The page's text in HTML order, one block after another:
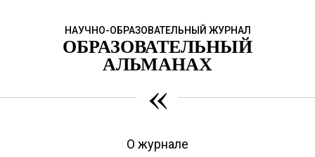
НАУЧНО-ОБРАЗОВАТЕЛЬНЫЙ ЖУРНАЛ
ОБРАЗОВАТЕЛЬНЫЙ
АЛЬМАНАХ
«
О журнале